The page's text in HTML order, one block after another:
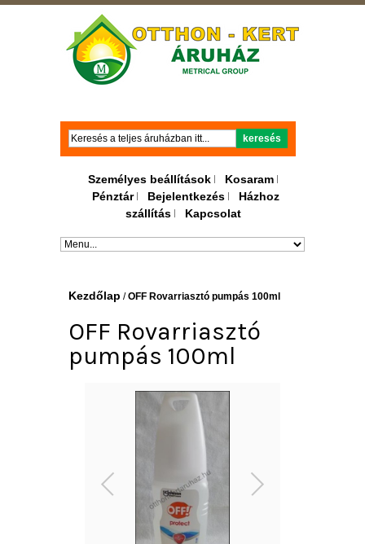
Keresés
keresés
Személyes beállítások
Kosaram
Pénztár
Bejelentkezés
Házhoz
szállítás
Kapcsolat
Kezdőlap /OFF Rovarriasztó pumpás 100ml
OFF Rovarriasztó
pumpás 100ml